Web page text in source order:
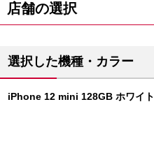
店舗の選択
選択した機種・カラー
iPhone 12 mini 128GB ホワイト